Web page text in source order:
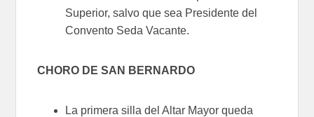
Superior, salvo que sea Presidente del
Convento Seda Vacante.
CHORO DE SAN BERNARDO
La primera silla del Altar Mayor queda